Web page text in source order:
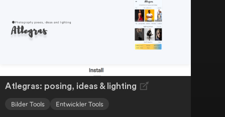
Bildungsportal und erleichtert dir den Zugang
zu fortschrittlichen AI-Technologien.
Atlegras: posing, ideas & lighting
Bilder Tools Entwickler Tools